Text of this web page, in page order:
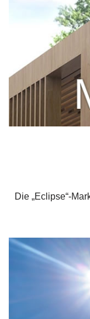
Die „Eclipse“-